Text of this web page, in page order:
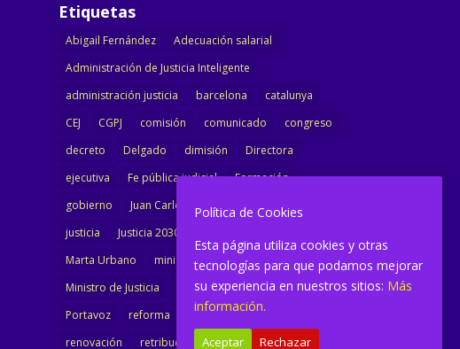
Etiquetas
Abigail Fernández
Adecuación salarial
Administración de Justicia Inteligente
administración justicia
barcelona
catalunya
CEJ
CGPJ comisión comunicado
congreso
decreto
Delgado dimisión
Directora
ejecutiva
Fe pública judicial
Formación
gobierno
Juan Carlos Campo
Jurisprudencia
justicia
Justicia 2030
Marta Urbano
ministerio
Ministra Justicia
Ministro de Justicia
modernización
noticias
Portavoz
reforma
reforma oficina
renovación
retribuciones reunión salarial
Política de Cookies
Esta página utiliza cookies y otras
tecnologías para que podamos mejorar
su experiencia en nuestros sitios: Más
información.
Aceptar Rechazar